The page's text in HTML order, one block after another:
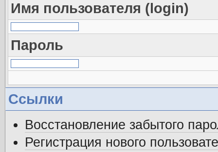
Имя пользователя (login)
Пароль
Ссылки
Восстановление забытого
Регистрация нового